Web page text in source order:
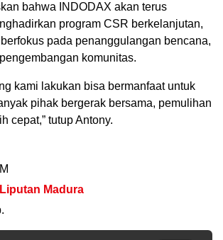
bahwa INDODAX akan terus
program CSR berkelanjutan,
pada penanggulangan bencana,
komunitas.
kami lakukan bisa bermanfaat untuk
pihak bergerak bersama, pemulihan
cepat,” tutup Antony.
Liputan Madura